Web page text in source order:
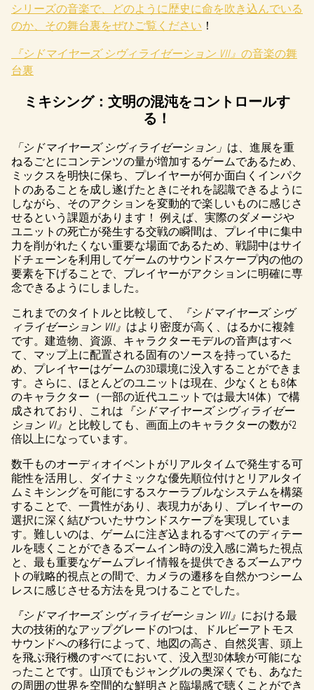
シリーズの音楽で、どのように歴史に命を吹き込んでいる
のか、その舞台裏をぜひご覧ください ！
『シドマイヤーズ シヴィライゼーション VII』 の音楽の舞
台裏
ミキシング：文明の混沌をコントロールす
る！
「シドマイヤーズ シヴィライゼーション」 は、進展を重
ねるごとにコンテンツの量が増加するゲームであるため、
ミックスを明快に保ち、プレイヤーが何か面白くインパク
トのあることを成し遂げたときにそれを認識できるように
しながら、そのアクションを変動的で楽しいものに感じさ
せるという課題があります！ 例えば、実際のダメージや
ユニットの死亡が発生する交戦の瞬間は、プレイ中に集中
力を削がれたくない重要な場面であるため、戦闘中はサイ
ドチェーンを利用してゲームのサウンドスケープ内の他の
要素を下げることで、プレイヤーがアクションに明確に専
念できるようにしました。
これまでのタイトルと比較して、
『シドマイヤーズ シヴ
ィライゼーション VII』 はより密度が高く、はるかに複雑
です。建造物、資源、キャラクターモデルの音声はすべ
て、マップ上に配置される固有のソースを持っているた
め、プレイヤーはゲームの3D環境に没入することができま
す。さらに、ほとんどのユニットは現在、少なくとも8体
のキャラクター（一部の近代ユニットでは最大14体）で構
成されており、これは 『シドマイヤーズ シヴィライゼー
ション VI』 と比較しても、画面上のキャラクターの数が2
倍以上になっています。
数千ものオーディオイベントがリアルタイムで発生する可
能性を活用し、ダイナミックな優先順位付けとリアルタイ
ムミキシングを可能にするスケーラブルなシステムを構築
することで、一貫性があり、表現力があり、プレイヤーの
選択に深く結びついたサウンドスケープを実現していま
す。難しいのは、ゲームに注ぎ込まれるすべてのディテー
ルを聴くことができるズームイン時の没入感に満ちた視点
と、最も重要なゲームプレイ情報を提供できるズームアウ
トの戦略的視点との間で、カメラの遷移を自然かつシーム
レスに感じさせる方法を見つけることでした。
『シドマイヤーズ シヴィライゼーション VII』 における最
大の技術的なアップグレードの1つは、ドルビーアトモス
サウンドへの移行によって、地図の高さ、自然災害、頭上
を飛ぶ飛行機のすべてにおいて、没入型3D体験が可能にな
ったことです。山頂でもジャングルの奥深くでも、あなた
の周囲の世界を空間的な鮮明さと臨場感で聴くことができ